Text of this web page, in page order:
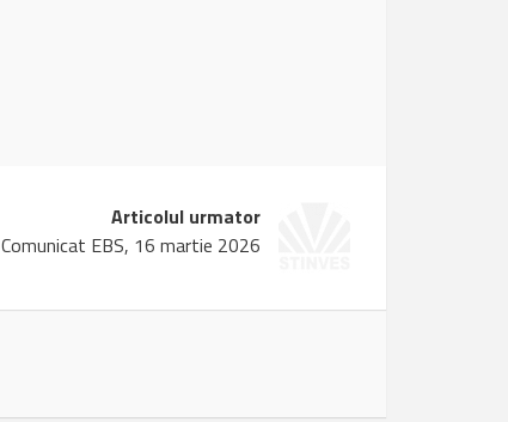
Articolul urmator
Comunicat EBS, 16 martie 2026